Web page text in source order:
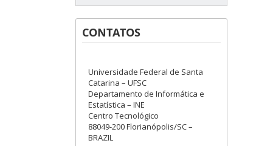
CONTATOS
Universidade Federal de Santa
Catarina – UFSC
Departamento de Informática e
Estatística – INE
Centro Tecnológico
88049-200 Florianópolis/SC –
BRAZIL